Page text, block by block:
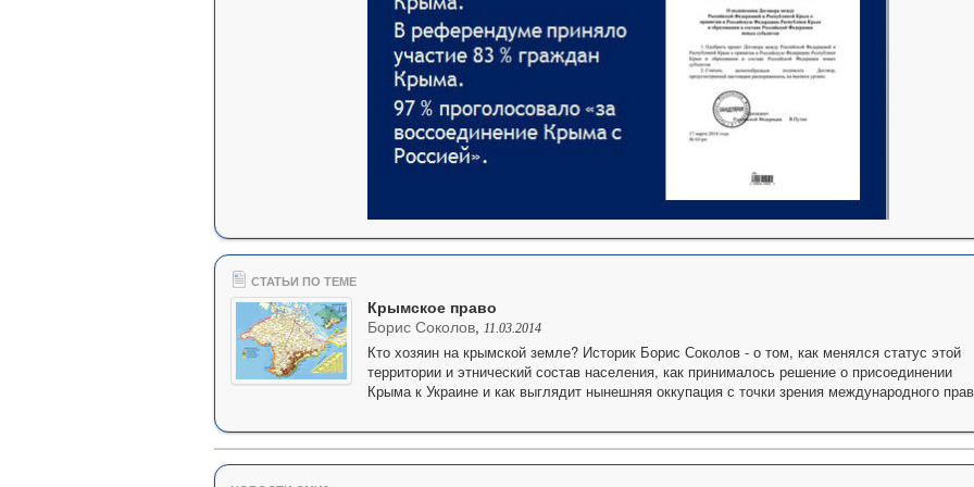
СТАТЬИ ПО ТЕМЕ
Крымское право
Борис Соколов, 11.03.2014
Кто хозяин на крымской земле? Историк Борис Соколов - о том, как менялся статус этой
территории и этнический состав населения, как принималось решение о присоединении
Крыма к Украине и как выглядит нынешняя оккупация с точки зрения международного